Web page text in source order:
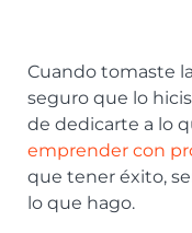
Cuando tomaste
seguro que lo
de dedicarte a lo
emprender con
que tener éxito,
lo que hago.